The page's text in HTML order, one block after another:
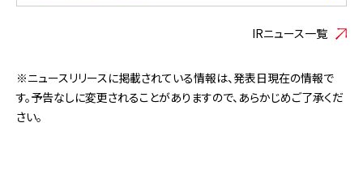
IRニュース一覧
※ニュースリリースに掲載されている情報は、発表日現在の情報で
す。予告なしに変更されることがありますので、あらかじめご了承くだ
さい。